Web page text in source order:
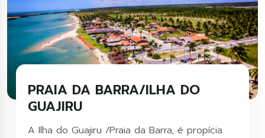
PRAIA DA BARRA/ILHA DO
GUAJIRU
A Ilha do Guajiru /Praia da Barra, é propícia